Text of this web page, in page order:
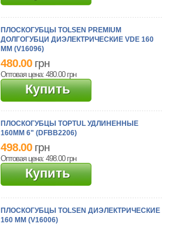
ПЛОСКОГУБЦЫ TOLSEN PREMIUM
ДОЛГОГУБЦИ ДИЭЛЕКТРИЧЕСКИЕ VDE 160
ММ (V16096)
480.00 грн
Оптовая цена: 480.00 грн
Купить
ПЛОСКОГУБЦЫ TOPTUL УДЛИНЕННЫЕ
160ММ 6" (DFBB2206)
498.00 грн
Оптовая цена: 498.00 грн
Купить
ПЛОСКОГУБЦЫ TOLSEN ДИЭЛЕКТРИЧЕСКИЕ
160 ММ (V16006)